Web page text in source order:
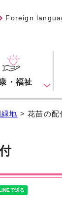
Foreign
・福祉
地 > 花苗の配